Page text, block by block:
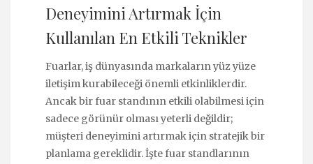
Deneyimini Artırmak İçin
Kullanılan En Etkili Teknikler
Fuarlar, iş dünyasında markaların yüz yüze
iletişim kurabileceği önemli etkinliklerdir.
Ancak bir fuar standının etkili olabilmesi için
sadece görünür olması yeterli değildir;
müşteri deneyimini artırmak için stratejik bir
planlama gereklidir. İşte fuar standlarının